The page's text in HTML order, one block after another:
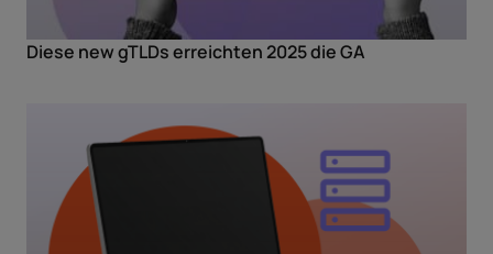
Diese new gTLDs erreichten 2025 die GA